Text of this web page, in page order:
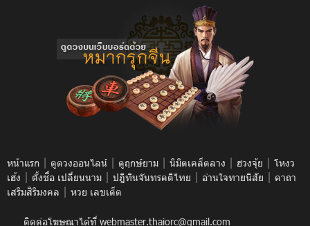
หน้าแรก | ดูดวงออนไลน์ | ดูฤกษ์ยาม | นิมิตเคล็ดลาง | ฮวงจุ้ย | โหงว
เฮ้ง | ตั้งชื่อ เปลี่ยนนาม | ปฎิทินจันทรคติไทย | อ่านใจทายนิสัย | คาถา
เสริมสิริมงคล | หวย เลขเด็ด
ติดต่อโฆษณาได้ที่ webmaster.thaiorc@gmail.com